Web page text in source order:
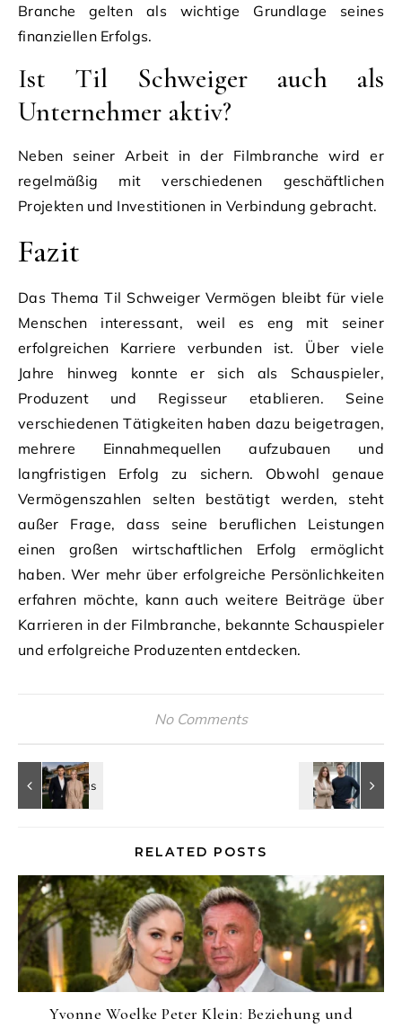
Branche gelten als wichtige Grundlage seines
finanziellen Erfolgs.
Ist Til Schweiger auch als
Unternehmer aktiv?
Neben seiner Arbeit in der Filmbranche wird er
regelmäßig mit verschiedenen geschäftlichen
Projekten und Investitionen in Verbindung gebracht.
Fazit
Das Thema Til Schweiger Vermögen bleibt für viele
Menschen interessant, weil es eng mit seiner
erfolgreichen Karriere verbunden ist. Über viele
Jahre hinweg konnte er sich als Schauspieler,
Produzent und Regisseur etablieren. Seine
verschiedenen Tätigkeiten haben dazu beigetragen,
mehrere Einnahmequellen aufzubauen und
langfristigen Erfolg zu sichern. Obwohl genaue
Vermögenszahlen selten bestätigt werden, steht
außer Frage, dass seine beruflichen Leistungen
einen großen wirtschaftlichen Erfolg ermöglicht
haben. Wer mehr über erfolgreiche Persönlichkeiten
erfahren möchte, kann auch weitere Beiträge über
Karrieren in der Filmbranche, bekannte Schauspieler
und erfolgreiche Produzenten entdecken.
No Comments
RELATED POSTS
Yvonne Woelke Peter Klein: Beziehung und